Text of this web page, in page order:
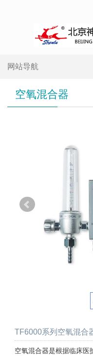
网站导航
空氧混合器
TF6000系列空氧混合
空氧混合器是根据临床医